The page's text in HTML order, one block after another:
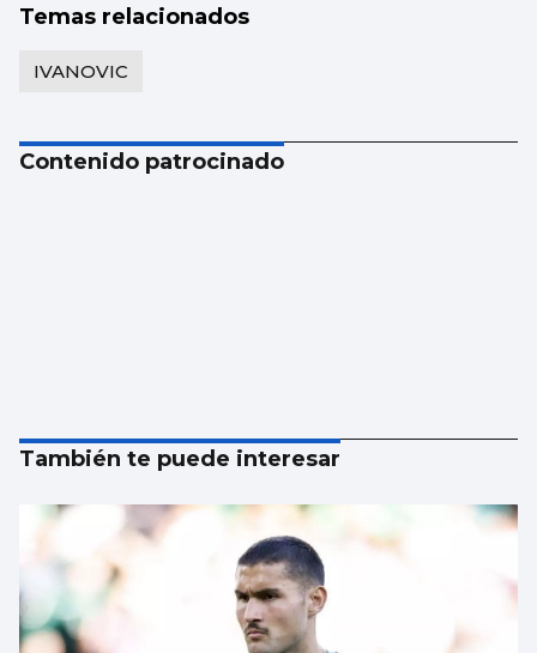
Temas relacionados
IVANOVIC
Contenido patrocinado
También te puede interesar